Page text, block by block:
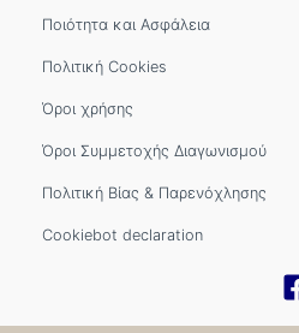
Ποιότητα και Ασφάλεια
Πολιτική Cookies
Όροι χρήσης
Όροι Συμμετοχής Διαγωνισμού
Πολιτική Βίας & Παρενόχλησης
Cookiebot declaration